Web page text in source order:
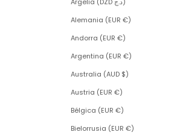
Argelia (DZD د.ج)
Alemania (EUR €)
Andorra (EUR €)
Argentina (EUR €)
Australia (AUD $)
Austria (EUR €)
Bélgica (EUR €)
Bielorrusia (EUR €)